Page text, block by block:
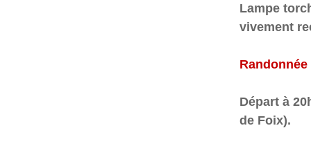
Lampe
vivement
Départ à
de Foix).